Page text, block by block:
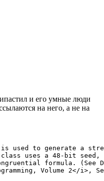
и его умные люди
на него, а не на
used to generate a
class uses a 48-bit
formula. (See
Volume 2</i>,